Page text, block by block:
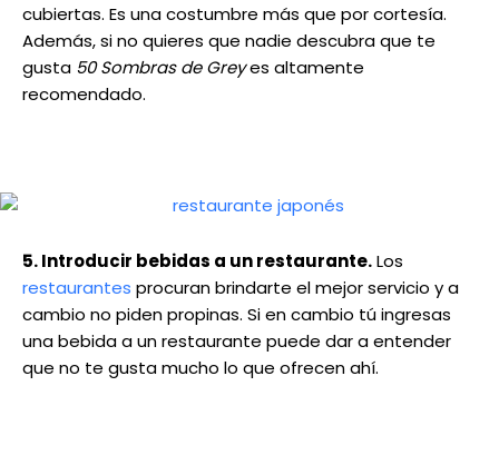
cubiertas. Es una costumbre más que por cortesía.
Además, si no quieres que nadie descubra que te
gusta 50 Sombras de Greyes altamente
recomendado.
5. Introducir bebidas a un restaurante.Los
restaurantes procuran brindarte el mejor servicio y a
cambio no piden propinas. Si en cambio tú ingresas
una bebida a un restaurante puede dar a entender
que no te gusta mucho lo que ofrecen ahí.